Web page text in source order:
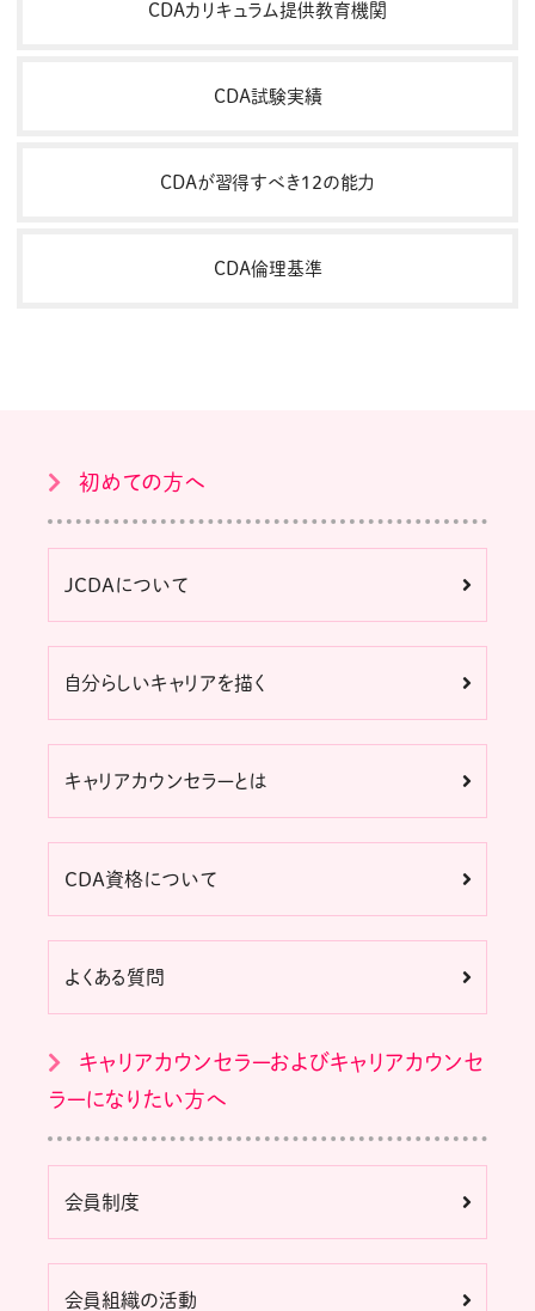
CDAカリキュラム提供教育機関
CDA試験実績
CDAが習得すべき１２の能力
CDA倫理基準
初めての方へ
JCDAについて
自分らしいキャリアを描く
キャリアカウンセラーとは
CDA資格について
よくある質問
キャリアカウンセラーおよびキャリアカウンセ
ラーになりたい方へ
会員制度
会員組織の活動